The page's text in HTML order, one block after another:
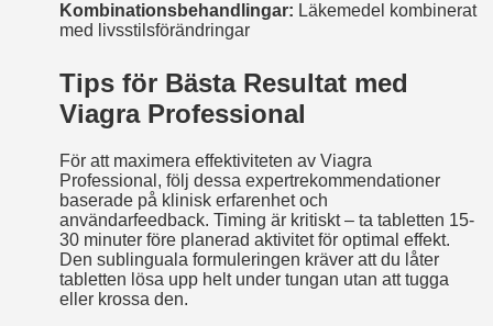
Kombinationsbehandlingar: Läkemedel kombinerat
med livsstilsförändringar
Tips för Bästa Resultat med
Viagra Professional
För att maximera effektiviteten av Viagra
Professional, följ dessa expertrekommendationer
baserade på klinisk erfarenhet och
användarfeedback. Timing är kritiskt – ta tabletten 15-
30 minuter före planerad aktivitet för optimal effekt.
Den sublinguala formuleringen kräver att du låter
tabletten lösa upp helt under tungan utan att tugga
eller krossa den.